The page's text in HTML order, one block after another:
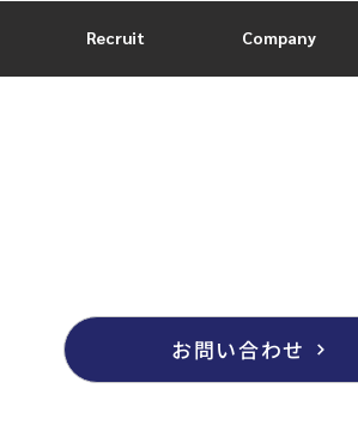
お問い合わせ
Recruit Company